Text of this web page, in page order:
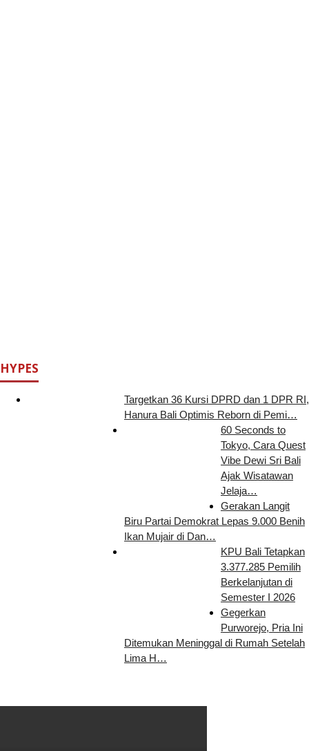
HYPES
Targetkan 36 Kursi DPRD dan 1 DPR RI,
Hanura Bali Optimis Reborn di Pemi…
60 Seconds to
Tokyo, Cara Quest
Vibe Dewi Sri Bali
Ajak Wisatawan
Jelaja…
Gerakan Langit
Biru Partai Demokrat Lepas 9.000 Benih
Ikan Mujair di Dan…
KPU Bali Tetapkan
3.377.285 Pemilih
Berkelanjutan di
Semester I 2026
Gegerkan
Purworejo, Pria Ini
Ditemukan Meninggal di Rumah Setelah
Lima H…